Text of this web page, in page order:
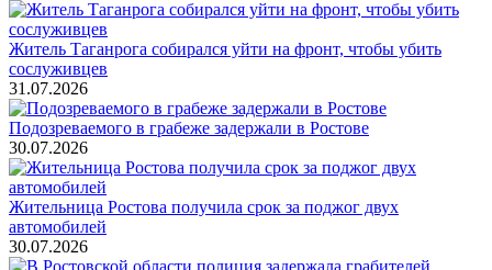
Житель Таганрога собирался уйти на фронт, чтобы убить
сослуживцев
31.07.2026
Подозреваемого в грабеже задержали в Ростове
30.07.2026
Жительница Ростова получила срок за поджог двух
автомобилей
30.07.2026